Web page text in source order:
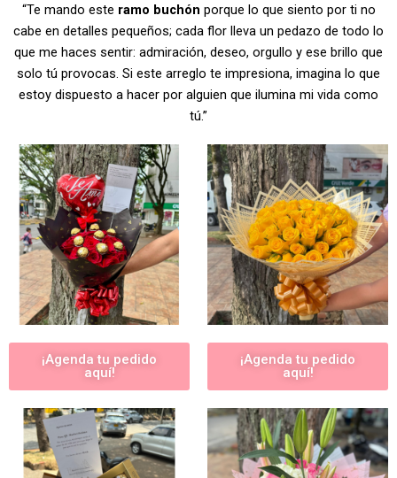
“Te mando este ramo buchón porque lo que siento por ti no
cabe en detalles pequeños; cada flor lleva un pedazo de todo lo
que me haces sentir: admiración, deseo, orgullo y ese brillo que
solo tú provocas. Si este arreglo te impresiona, imagina lo que
estoy dispuesto a hacer por alguien que ilumina mi vida como
tú.”
¡Agenda tu pedido
aquí!
¡Agenda tu pedido
aquí!